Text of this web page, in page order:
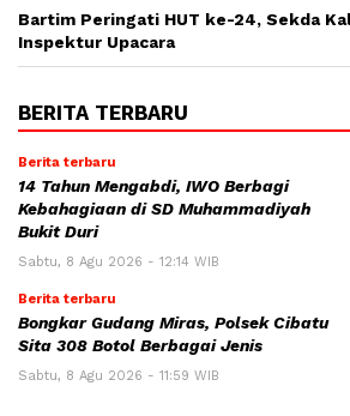
Bartim Peringati HUT ke-24, Sekda
Inspektur Upacara
BERITA TERBARU
Berita terbaru
14 Tahun Mengabdi, IWO Berbagi
Kebahagiaan di SD Muhammadiyah
Bukit Duri
Sabtu, 8 Agu 2026 - 12:14 WIB
Berita terbaru
Bongkar Gudang Miras, Polsek Cibatu
Sita 308 Botol Berbagai Jenis
Sabtu, 8 Agu 2026 - 11:59 WIB